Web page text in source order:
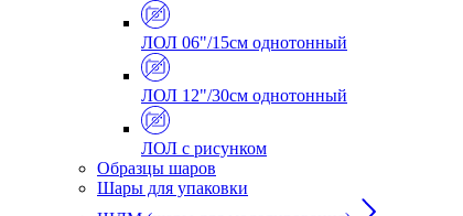
ЛОЛ 06"/15см однотонный
ЛОЛ 12"/30см однотонный
ЛОЛ с рисунком
Образцы шаров
Шары для упаковки